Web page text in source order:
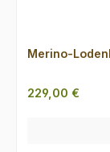
Merino-
Regulärer Preis:
229,00 €